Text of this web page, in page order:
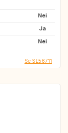
Nei
Ja
Nei
Se SE56711